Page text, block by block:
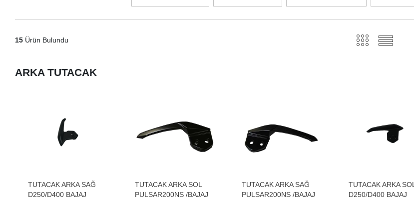
15 Ürün Bulundu
ARKA TUTACAK
TUTACAK ARKA SAĞ
D250/D400 BAJAJ
TUTACAK ARKA SOL
PULSAR200NS /BAJAJ
TUTACAK ARKA SAĞ
PULSAR200NS /BAJAJ
TUTACAK ARKA SOL
D250/D400 BAJAJ